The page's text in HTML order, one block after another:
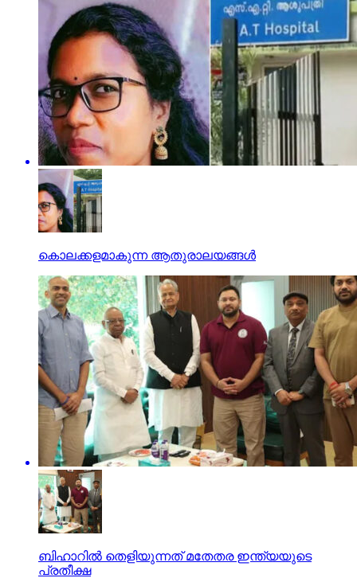
കൊലക്കളമാകുന്ന ആതുരാലയങ്ങള്‍
ബിഹാറില്‍ തെളിയുന്നത് മതേതര ഇന്ത്യയുടെ
പ്രതീക്ഷ